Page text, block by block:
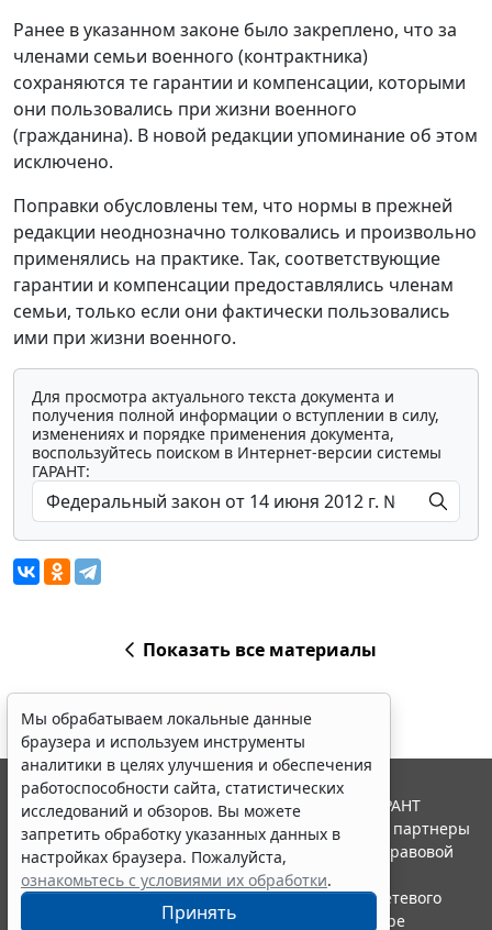
Ранее в указанном законе было закреплено, что за
членами семьи военного (контрактника)
сохраняются те гарантии и компенсации, которыми
они пользовались при жизни военного
(гражданина). В новой редакции упоминание об этом
исключено.
Поправки обусловлены тем, что нормы в прежней
редакции неоднозначно толковались и произвольно
применялись на практике. Так, соответствующие
гарантии и компенсации предоставлялись членам
семьи, только если они фактически пользовались
ими при жизни военного.
Для просмотра актуального текста документа и
получения полной информации о вступлении в силу,
изменениях и порядке применения документа,
воспользуйтесь поиском в Интернет-версии системы
ГАРАНТ:
Показать все материалы
Мы обрабатываем локальные данные
браузера и используем инструменты
аналитики в целях улучшения и обеспечения
работоспособности сайта, статистических
исследований и обзоров. Вы можете
запретить обработку указанных данных в
настройках браузера. Пожалуйста,
ознакомьтесь с условиями их обработки.
Принять
© ООО "НПП "ГАРАНТ-СЕРВИС", 2026. Система ГАРАНТ
выпускается с 1990 года. Компания "Гарант" и ее партнеры
являются участниками Российской ассоциации правовой
информации ГАРАНТ.
Портал ГАРАНТ.РУ зарегистрирован в качестве сетевого
издания Федеральной службой по надзору в сфере